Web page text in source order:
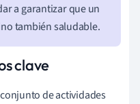
a garantizar que un
también saludable.
clave
de actividades